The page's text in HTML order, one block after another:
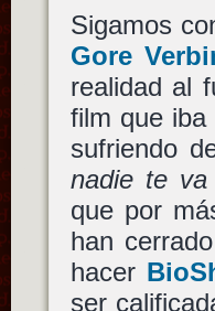
Sigamos
Gore
realidad al
film que
sufriendo
nadie te
que por
han
hacer
ser